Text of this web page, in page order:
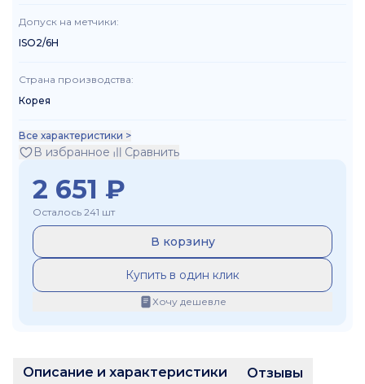
Допуск на метчики:
ISO2/6H
Страна производства:
Корея
Все характеристики >
В избранное Сравнить
2 651 ₽
Осталось 241 шт
В корзину
Купить в один клик
Хочу дешевле
Описание и характеристики Отзывы